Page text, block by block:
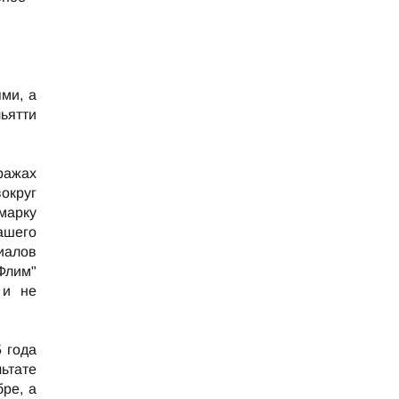
а
и не
года
а